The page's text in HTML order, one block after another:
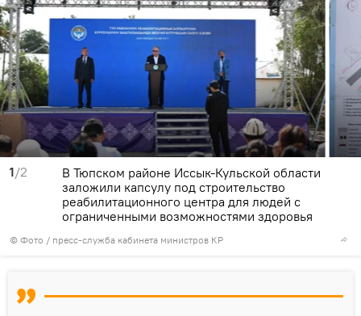
1/2
© Фото / пресс-служба кабинета министров КР
В Тюпском районе Иссык-Кульской области
заложили капсулу под строительство
реабилитационного центра для людей с
ограниченными возможностями здоровья